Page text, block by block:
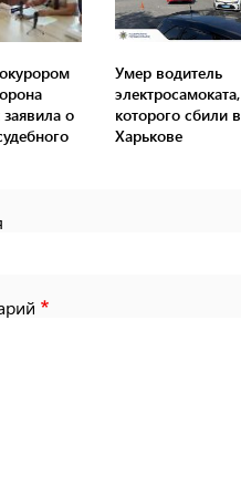
о
Умер водитель
электросамоката,
которого сбили в
Харькове